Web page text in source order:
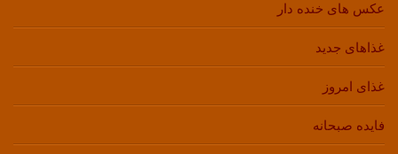
عکس های خنده دار
غذاهای جدید
غذای امروز
فایده صبحانه